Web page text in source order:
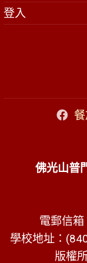
登入
佛光山普
電郵信箱
學校地址：
版權